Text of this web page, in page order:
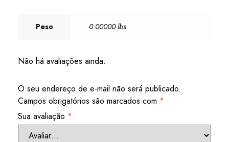
Peso 0.00000 lbs
Não há avaliações ainda.
O seu endereço de e-mail não será publicado.
Campos obrigatórios são marcados com *
Sua avaliação *